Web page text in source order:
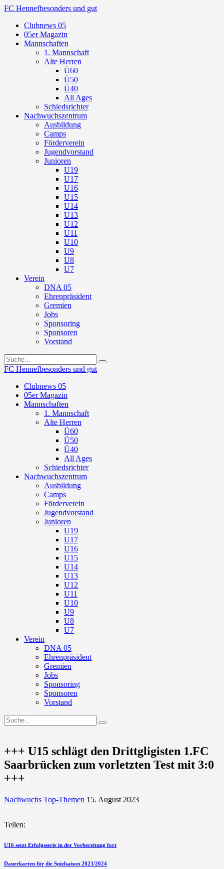
FC Hennefbesonders und gut
Clubnews 05
05er Magazin
Mannschaften
1. Mannschaft
Alte Herren
Ü60
Ü50
Ü40
All Ages
Schiedsrichter
Nachwuchszentrum
Ausbildung
Camps
Förderverein
Jugendvorstand
Junioren
U19
U17
U16
U15
U14
U13
U12
U11
U10
U9
U8
U7
Verein
DNA 05
Ehrenpräsident
Gremien
Jobs
Sponsoring
Sponsoren
Vorstand
FC Hennefbesonders und gut
Clubnews 05
05er Magazin
Mannschaften
1. Mannschaft
Alte Herren
Ü60
Ü50
Ü40
All Ages
Schiedsrichter
Nachwuchszentrum
Ausbildung
Camps
Förderverein
Jugendvorstand
Junioren
U19
U17
U16
U15
U14
U13
U12
U11
U10
U9
U8
U7
Verein
DNA 05
Ehrenpräsident
Gremien
Jobs
Sponsoring
Sponsoren
Vorstand
+++ U15 schlägt den Drittgligisten 1.FC
Saarbrücken zum vorletzten Test mit 3:0
+++
Nachwuchs Top-Themen 15. August 2023
Teilen:
Beitragsnavigation
vorherigen
U16 setzt Erfolgsserie in der Vorbereitung fort
nächsten
Dauerkarten für die Spielsaison 2023/2024